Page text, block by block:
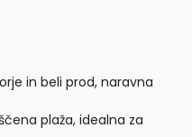
in beli prod, naravna
plaža, idealna za